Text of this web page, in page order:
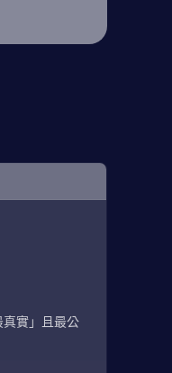
實」且最公